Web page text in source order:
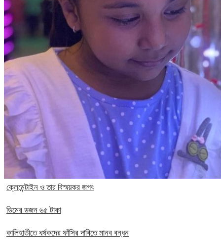
ক্লেমেন্টাইন ও তার বিস্ময়কর জগৎ
ডিমের ডজন ৬৫ টাকা
কালিহাতীতে ধর্ষকদের ফাঁসির দাবিতে মানব বন্ধন